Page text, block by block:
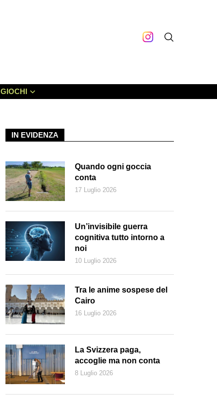
GIOCHI
IN EVIDENZA
Quando ogni goccia
conta
17 Luglio 2026
Un’invisibile guerra
cognitiva tutto intorno a
noi
10 Luglio 2026
Tra le anime sospese del
Cairo
16 Luglio 2026
La Svizzera paga,
accoglie ma non conta
8 Luglio 2026